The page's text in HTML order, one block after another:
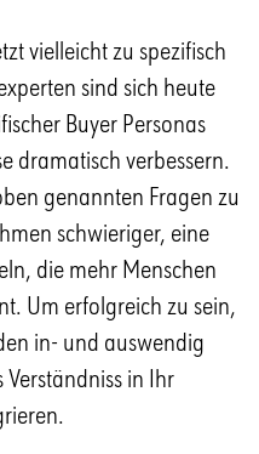
vielleicht zu spezifisch
sind sich heute
Buyer Personas
dramatisch verbessern.
genannten Fragen zu
schwieriger, eine
die mehr Menschen
Um erfolgreich zu sein,
in- und auswendig
in Ihr